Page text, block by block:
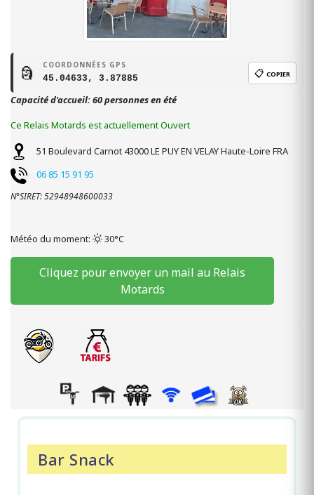
🗿 COORDONNÉES GPS
45.04633, 3.87885 📋 COPIER
Capacité d'accueil: 60 personnes en été
Ce Relais Motards est actuellement Ouvert
51 Boulevard Carnot 43000LE PUY EN VELAYHaute-Loire FRA
06 85 15 91 95
N°SIRET: 52948948600033
Météo du moment: 30°C
Cliquez pour envoyer un mail au Relais
Motards
Bar Snack